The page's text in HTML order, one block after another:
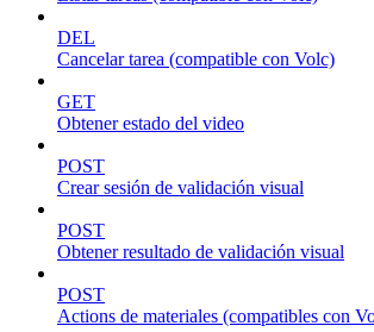
DEL
Cancelar tarea (compatible con Volc)
GET
Obtener estado del video
POST
Crear sesión de validación visual
POST
Obtener resultado de validación visual
POST
Actions de materiales (compatibles con